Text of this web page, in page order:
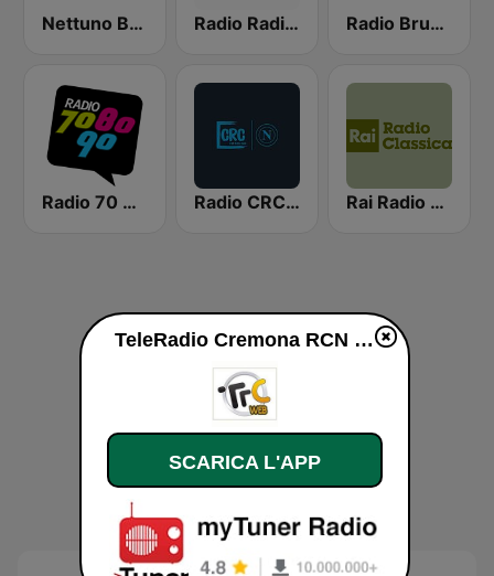
Nettuno Bologna Uno Radio Radicale Radio Bruno Fiorentina
Radio 70 80 90 Radio CRC Napoli 100.5 Rai Radio Classica
TeleRadio Cremona RCN InBlu diretta
SCARICA L'APP